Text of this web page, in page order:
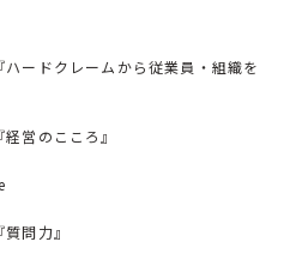
ハードクレームから従業員・組織を
経営のこころ』
問力』